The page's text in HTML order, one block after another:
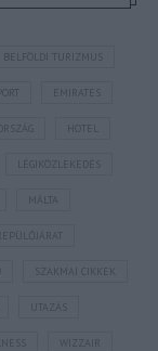
BELFÖLDI TURIZMUS
EMIRATES
HOTEL
LÉGIKÖZLEKEDÉS
MÁLTA
REPÜLŐJÁRAT
SZAKMAI CIKKEK
UTAZÁS
WIZZAIR